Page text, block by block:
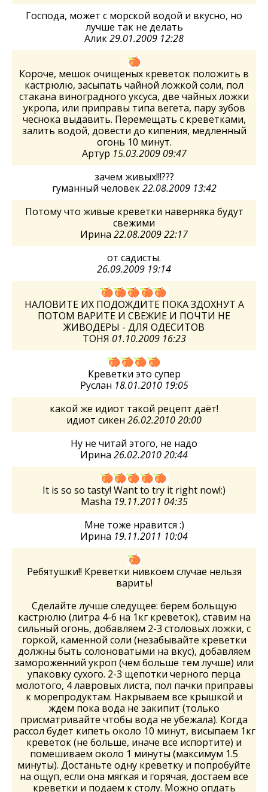
Господа, может с морской водой и вкусно, но
лучше так не делать
Алик29.01.2009 12:28
Короче, мешок очищеных креветок положить в
кастрюлю, засыпать чайной ложкой соли, пол
стакана виноградного уксуса, две чайных ложки
укропа, или приправы типа вегета, пару зубов
чеснока выдавить. Перемещать с креветками,
залить водой, довести до кипения, медленный
огонь 10 минут.
Артур 15.03.2009 09:47
зачем живых!!!???
гуманный человек22.08.2009 13:42
Потому что живые креветки наверняка будут
свежими
Ирина 22.08.2009 22:17
от садисты.
26.09.2009 19:14
НАЛОВИТЕ ИХ ПОДОЖДИТЕ ПОКА ЗДОХНУТ А
ПОТОМ ВАРИТЕ И СВЕЖИЕ И ПОЧТИ НЕ
ЖИВОДЕРЫ - ДЛЯ ОДЕСИТОВ
ТОНЯ 01.10.2009 16:23
Креветки это супер
Руслан 18.01.2010 19:05
какой же идиот такой рецепт даёт!
идиот сикен 26.02.2010 20:00
Ну не читай этого, не надо
Ирина 26.02.2010 20:44
It is so so tasty! Want to try it right now!:)
Masha 19.11.2011 04:35
Мне тоже нравится :)
Ирина 19.11.2011 10:04
Ребятушки!! Креветки нивкоем случае нельзя
варить!
Сделайте лучше следущее: берем больщую
кастрюлю (литра 4-6 на 1кг креветок), ставим на
сильный огонь, добавляем 2-3 столовых ложки, с
горкой, каменной соли (незабывайте креветки
должны быть солоноватыми на вкус), добавляем
замороженний укроп (чем больше тем лучше) или
упаковку сухого. 2-3 щепотки черного перца
молотого, 4 лавровых листа, пол пачки приправы
к морепродуктам. Накрываем все крышкой и
ждем пока вода не закипит (только
присматривайте чтобы вода не убежала). Когда
рассол будет кипеть около 10 минут, висыпаем 1кг
креветок (не больше, иначе все испортите) и
помешиваем около 1 минуты (максимум 1.5
минуты). Достаньте одну креветку и попробуйте
на ощуп, если она мягкая и горячая, достаем все
креветки и подаем к столу. Можно опдать